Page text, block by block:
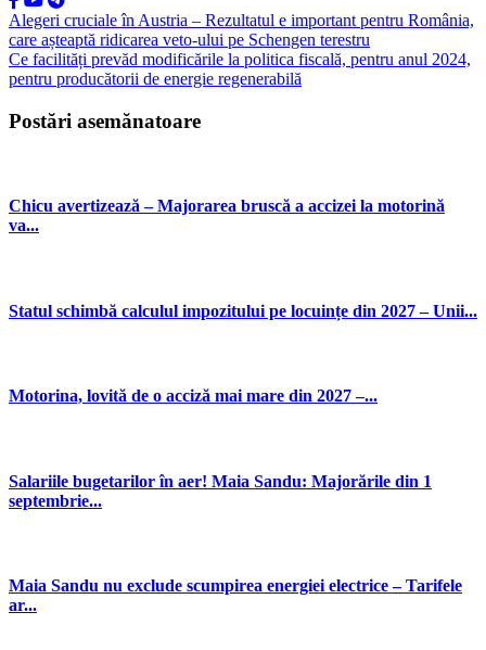
Alegeri cruciale în Austria – Rezultatul e important pentru România,
care așteaptă ridicarea veto-ului pe Schengen terestru
Ce facilități prevăd modificările la politica fiscală, pentru anul 2024,
pentru producătorii de energie regenerabilă
Postări asemănatoare
Chicu avertizează – Majorarea bruscă a accizei la motorină
va...
Statul schimbă calculul impozitului pe locuințe din 2027 – Unii...
Motorina, lovită de o acciză mai mare din 2027 –...
Salariile bugetarilor în aer! Maia Sandu: Majorările din 1
septembrie...
Maia Sandu nu exclude scumpirea energiei electrice – Tarifele
ar...